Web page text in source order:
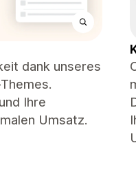
dank unseres
Ihre
Umsatz.